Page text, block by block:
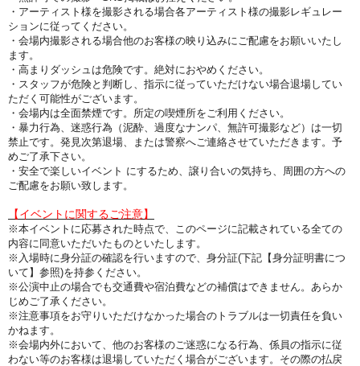
・アーティスト様を撮影される場合各アーティスト様の撮影レギュレー
ションに従ってください。
・会場内撮影される場合他のお客様の映り込みにご配慮をお願いいたし
ます。
・高まりダッシュは危険です。絶対におやめください。
・スタッフが危険と判断し、指示に従っていただけない場合退場してい
ただく可能性がございます。
・会場内は全面禁煙です。所定の喫煙所をご利用ください。
・暴力行為、迷惑行為（泥酔、過度なナンパ、無許可撮影など）は一切
禁止です。発見次第退場、または警察へご連絡させていただきます。予
めご了承下さい。
・安全で楽しいイベント にするため、譲り合いの気持ち、周囲の方への
ご配慮をお願い致します。
【イベントに関するご注意】
※本イベントに応募された時点で、このページに記載されている全ての
内容に同意いただいたものといたします。
※入場時に身分証の確認を行いますので、身分証(下記【身分証明書につ
いて】参照)を持参ください。
※公演中止の場合でも交通費や宿泊費などの補償はできません。あらか
じめご了承ください。
※注意事項をお守りいただけなかった場合のトラブルは一切責任を負い
かねます。
※会場内外において、他のお客様のご迷惑になる行為、係員の指示に従
わない等のお客様は退場していただく場合がございます。その際の払戻